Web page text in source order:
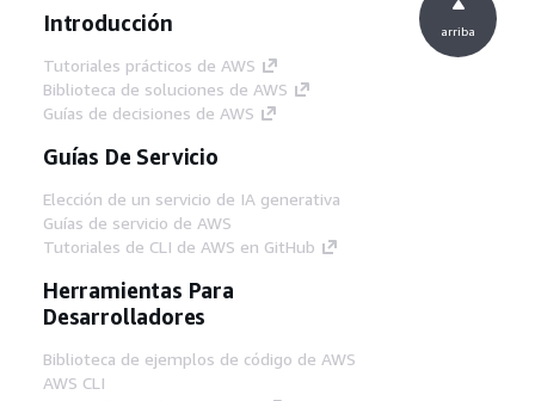
Introducción
Tutoriales prácticos de AWS
Biblioteca de soluciones de AWS
Guías de decisiones de AWS
Guías De Servicio
Elección de un servicio de IA generativa
Guías de servicio de AWS
Tutoriales de CLI de AWS en GitHub
Herramientas Para
Desarrolladores
Biblioteca de ejemplos de código de AWS
AWS CLI
arriba